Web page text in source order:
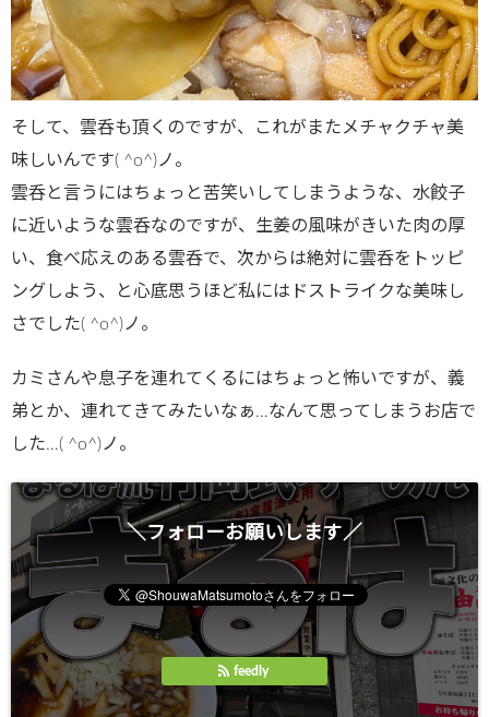
そして、雲呑も頂くのですが、これがまたメチャクチャ美
味しいんです( ^o^)ノ。
雲呑と言うにはちょっと苦笑いしてしまうような、水餃子
に近いような雲呑なのですが、生姜の風味がきいた肉の厚
い、食べ応えのある雲呑で、次からは絶対に雲呑をトッピ
ングしよう、と心底思うほど私にはドストライクな美味し
さでした( ^o^)ノ。
カミさんや息子を連れてくるにはちょっと怖いですが、義
弟とか、連れてきてみたいなぁ…なんて思ってしまうお店で
した…( ^o^)ノ。
＼フォローお願いします／
feedly